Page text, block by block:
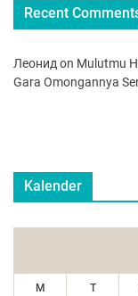
Recent
Леонидon Mulutmu
Gara Omongannya
Kalender
M T